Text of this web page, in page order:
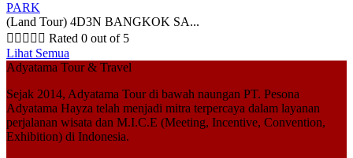
(Land Tour) 4D3N BANGKOK SA...
     Rated 0 out of 5
Lihat Semua
Adyatama Tour & Travel
Sejak 2014, Adyatama Tourdi bawah naungan PT. Pesona
Adyatama Hayza telah menjadi mitra terpercaya dalam layanan
perjalanan wisata dan M.I.C.E (Meeting, Incentive, Convention,
Exhibition) di Indonesia.